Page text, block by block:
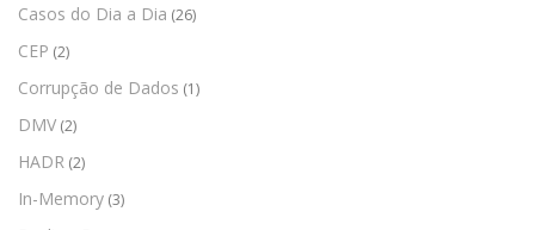
Casos do Dia a Dia (26)
CEP (2)
Corrupção de Dados (1)
DMV (2)
HADR (2)
In-Memory (3)